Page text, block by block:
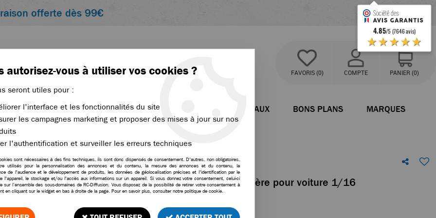
offerte dès 99€
FAVORIS (0) COMPTE PANIER (0)
ACCESSOIRES ÉLECTRONIQUE BATEAUX BONS PLANS MARQUES
Absima triangles supérieurs arrière pour voiture 1/16
Absima triangles supérieurs arrière pour voiture 1/16
autorisez-vous à utiliser vos cookies ?
seront utiles pour :
l'interface et les fonctionnalités du site
les campagnes marketing et proposer des mises à jour sur nos
l'authentification et surveiller les erreurs techniques
sont nécessaires à des fins techniques, ils sont donc dispensés de consentement. D'autres, non obligatoires,
utilisés pour la personnalisation des annonces et du contenu, la mesure des annonces et du contenu, la
de l'audience et le développement de produits, les données de géolocalisation précises et l'identification par le
l'appareil, le stockage et/ou l'accès aux informations sur un appareil. Si vous donnez votre consentement, celui-ci
sur l’ensemble des sous-domaines de RC-Diffusion. Vous disposez de la possibilité de retirer votre consentement à
en cliquant sur le widget en bas à droite de la page. Pour en savoir plus, consulter notre politique de cookie.
4.85/5 (7646 avis)
★★★★★